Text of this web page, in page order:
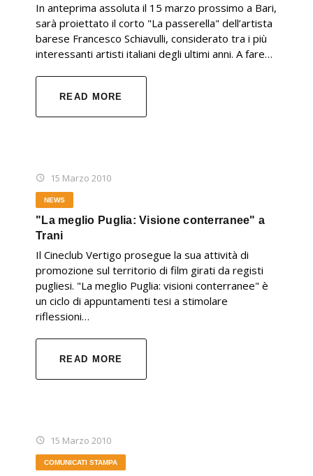
In anteprima assoluta il 15 marzo prossimo a Bari,
sarà proiettato il corto "La passerella" dell’artista
barese Francesco Schiavulli, considerato tra i più
interessanti artisti italiani degli ultimi anni. A fare…
READ MORE
15 Marzo 2010
NEWS
"La meglio Puglia: Visione conterranee" a
Trani
Il Cineclub Vertigo prosegue la sua attività di
promozione sul territorio di film girati da registi
pugliesi. "La meglio Puglia: visioni conterranee" è
un ciclo di appuntamenti tesi a stimolare
riflessioni…
READ MORE
15 Marzo 2010
COMUNICATI STAMPA